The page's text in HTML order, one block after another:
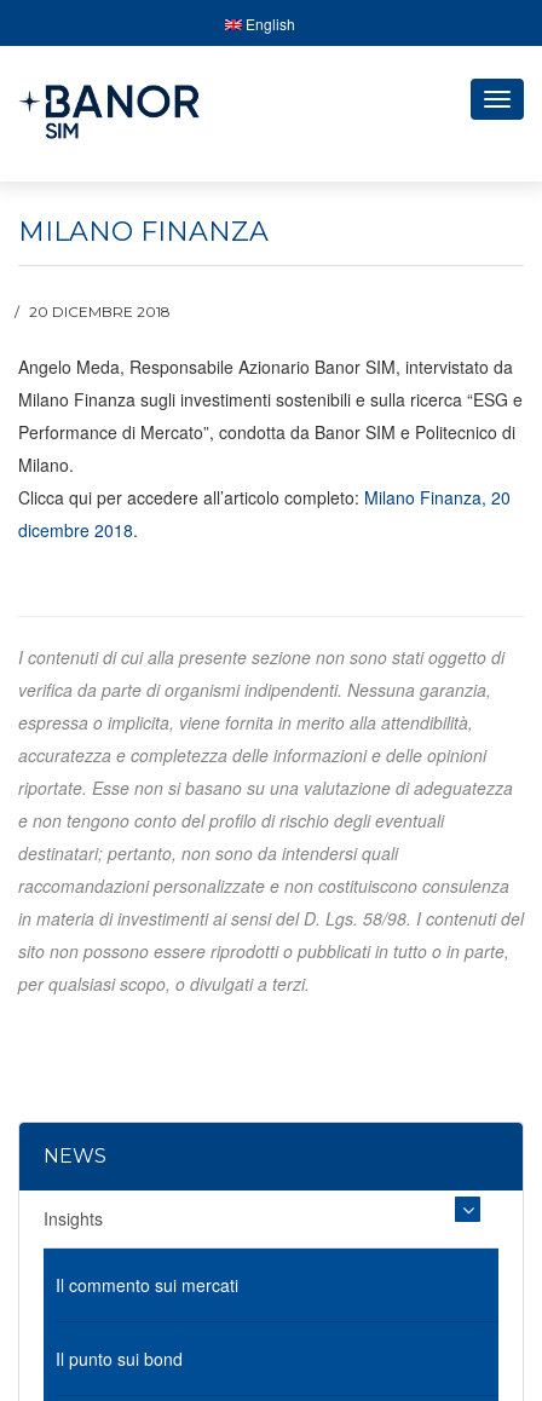
English
MILANO FINANZA
20 DICEMBRE 2018
Angelo Meda, Responsabile Azionario Banor SIM, intervistato da
Milano Finanza sugli investimenti sostenibili e sulla ricerca “ESG e
Performance di Mercato”, condotta da Banor SIM e Politecnico di
Milano.
Clicca qui per accedere all’articolo completo: Milano Finanza, 20
dicembre 2018.
I contenuti di cui alla presente sezione non sono stati oggetto di
verifica da parte di organismi indipendenti. Nessuna garanzia,
espressa o implicita, viene fornita in merito alla attendibilità,
accuratezza e completezza delle informazioni e delle opinioni
riportate. Esse non si basano su una valutazione di adeguatezza
e non tengono conto del profilo di rischio degli eventuali
destinatari; pertanto, non sono da intendersi quali
raccomandazioni personalizzate e non costituiscono consulenza
in materia di investimenti ai sensi del D. Lgs. 58/98. I contenuti del
sito non possono essere riprodotti o pubblicati in tutto o in parte,
per qualsiasi scopo, o divulgati a terzi.
NEWS
Insights
Il commento sui mercati
Il punto sui bond